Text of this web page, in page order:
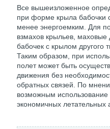
Все вышеизложенное
при форме крыла бабочки
менее энергоемким. Для
взмахов крыльев,
бабочек с крылом другого
Таким образом, при
полет может быть
движения без
обратных связей. По
возможным
экономичных